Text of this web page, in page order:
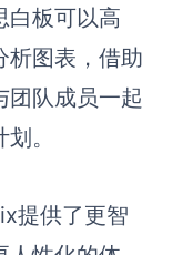
白板可以高
析图表，借助
团队成员一起
。
提供了更智